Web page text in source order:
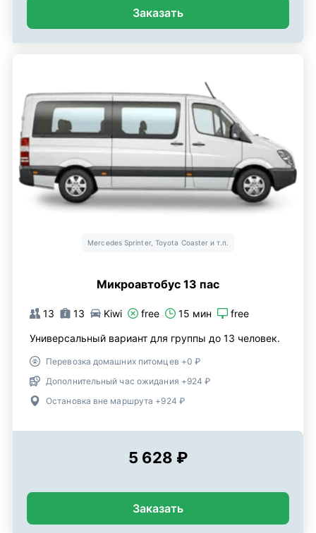
Заказать
Mercedes Sprinter, Toyota Coaster и т.п.
Микроавтобус 13 пас
13 13 Kiwi free 15 мин free
Универсальный вариант для группы до 13 человек.
Перевозка домашних питомцев +0 ₽
Дополнительный час ожидания +924 ₽
Остановка вне маршрута +924 ₽
5 628 ₽
Заказать